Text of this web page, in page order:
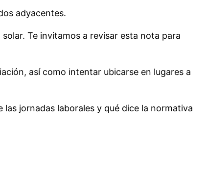
adyacentes.
Te invitamos a revisar esta nota para
así como intentar ubicarse en lugares a
jornadas laborales y qué dice la normativa